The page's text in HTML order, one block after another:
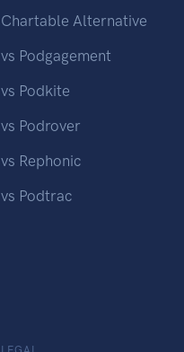
Chartable Alternative
vs Podgagement
vs Podkite
vs Podrover
vs Rephonic
vs Podtrac